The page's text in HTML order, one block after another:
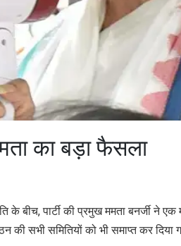
का बड़ा फैसला
बीच, पार्टी की प्रमुख ममता बनर्जी ने
की सभी समितियों को भी समाप्त कर दिया